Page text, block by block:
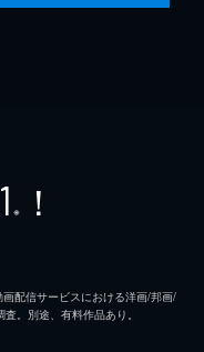
※ ！
配信サービスにおける洋画/邦画/
。別途、有料作品あり。